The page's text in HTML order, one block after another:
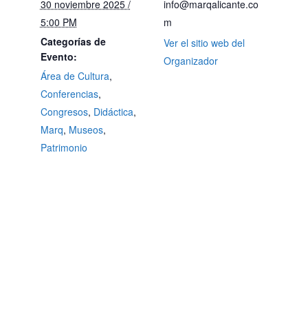
30 noviembre 2025 /
5:00 PM
Categorías de
Evento:
Área de Cultura,
Conferencias,
Congresos, Didáctica,
Marq, Museos,
Patrimonio
info@marqalicante.co
m
Ver el sitio web del
Organizador